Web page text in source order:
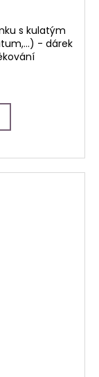
s kulatým
- dárek